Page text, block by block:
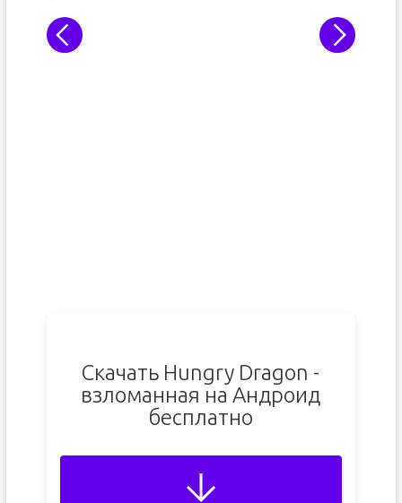
Скачать Hungry Dragon -
взломанная на Андроид
бесплатно